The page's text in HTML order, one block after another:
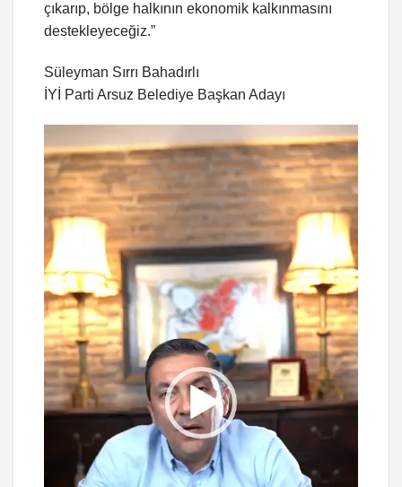
çıkarıp, bölge halkının ekonomik kalkınmasını
destekleyeceğiz.”
Süleyman Sırrı Bahadırlı
İYİ Parti Arsuz Belediye Başkan Adayı
oynatıcı